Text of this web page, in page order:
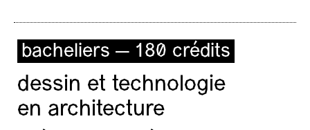
bacheliers — 180 crédits
dessin et technologie
en architecture